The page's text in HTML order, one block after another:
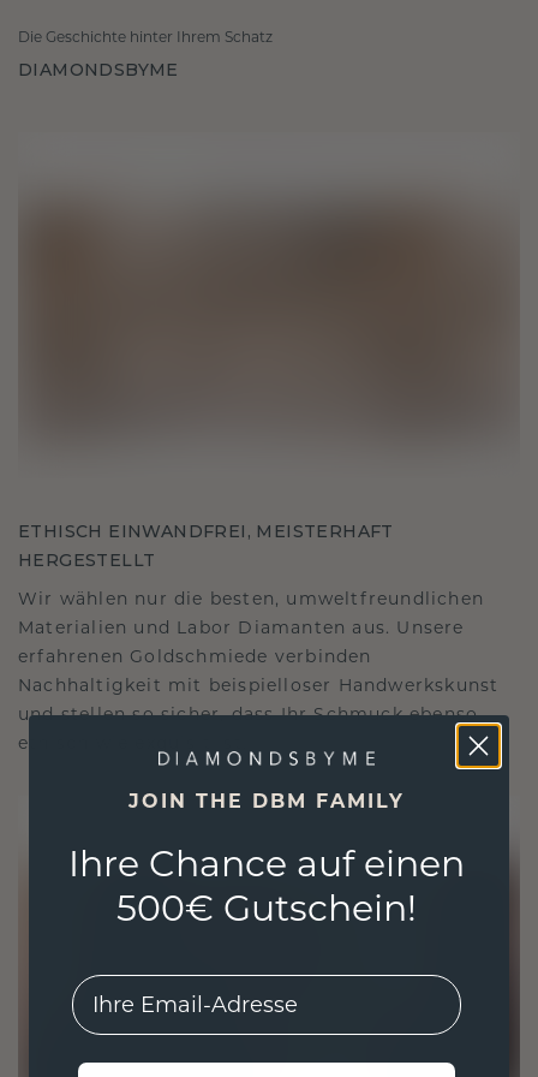
Die Geschichte hinter Ihrem Schatz
DIAMONDSBYME
ETHISCH EINWANDFREI, MEISTERHAFT
HERGESTELLT
Wir wählen nur die besten, umweltfreundlichen
Materialien und Labor Diamanten aus. Unsere
erfahrenen Goldschmiede verbinden
Nachhaltigkeit mit beispielloser Handwerkskunst
und stellen so sicher, dass Ihr Schmuck ebenso
ethisch wie exquisit ist.
JOIN THE DBM FAMILY
Ihre Chance auf einen
500€ Gutschein!
EMail